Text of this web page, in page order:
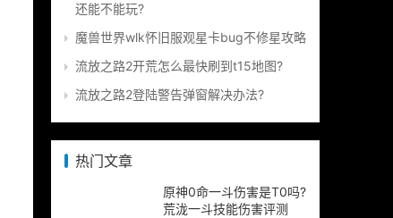
还能不能玩?
魔兽世界wlk怀旧服观星卡bug不修星攻略
流放之路2开荒怎么最快刷到t15地图?
流放之路2登陆警告弹窗解决办法?
热门文章
原神0命一斗伤害是T0吗?
荒泷一斗技能伤害评测